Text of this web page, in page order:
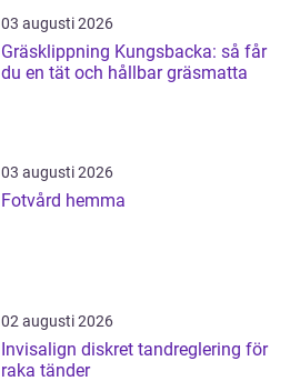
03 augusti 2026
Gräsklippning Kungsbacka: så får
du en tät och hållbar gräsmatta
03 augusti 2026
Fotvård hemma
02 augusti 2026
Invisalign diskret tandreglering för
raka tänder